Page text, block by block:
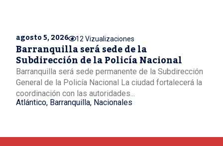
agosto 5, 2026 12 Vizualizaciones
Barranquilla será sede de la
Subdirección de la Policía Nacional
Barranquilla será sede permanente de la Subdirección
General de la Policía Nacional La ciudad fortalecerá la
coordinación con las autoridades...
Atlántico, Barranquilla, Nacionales